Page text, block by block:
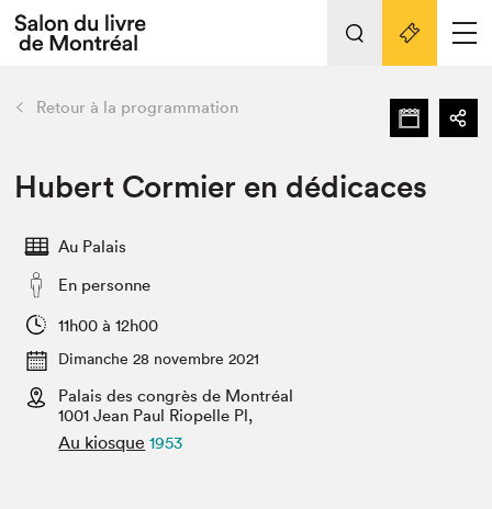
Espace médias
Espace exposant⋅e⋅s
Tout sur l'édition 2022
Actualités
Vidéos et Balados
Club de lecture Braindate
retour Nos activités
Édition 2022
Planifier sa visite
Projets partenaires 2022
Archives
Liens pratiques
Retour à la programmation
Hubert Cormier en dédicaces
Au Palais
En personne
11h00 à 12h00
Dimanche 28 novembre 2021
Palais des congrès de Montréal
1001 Jean Paul Riopelle Pl,
Au kiosque 1953